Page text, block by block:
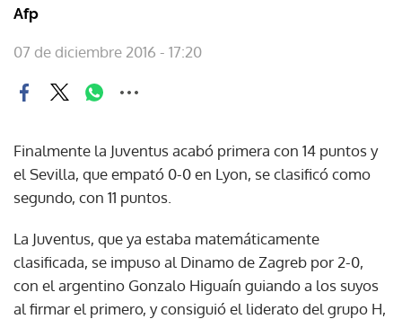
Afp
07 de diciembre 2016 - 17:20
Finalmente la Juventus acabó primera con 14 puntos y
el Sevilla, que empató 0-0 en Lyon, se clasificó como
segundo, con 11 puntos.
La Juventus, que ya estaba matemáticamente
clasificada, se impuso al Dinamo de Zagreb por 2-0,
con el argentino Gonzalo Higuaín guiando a los suyos
al firmar el primero, y consiguió el liderato del grupo H,